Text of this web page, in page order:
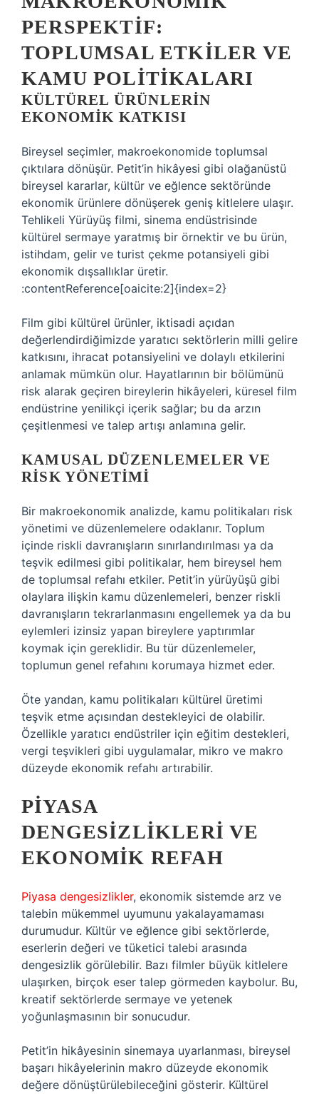
PERSPEKTIF:
TOPLUMSAL ETKILER VE
KAMU POLITIKALARI
KÜLTÜREL ÜRÜNLERIN
EKONOMIK KATKISI
Bireysel seçimler, makroekonomide toplumsal
çıktılara dönüşür. Petit’in hikâyesi gibi olağanüstü
bireysel kararlar, kültür ve eğlence sektöründe
ekonomik ürünlere dönüşerek geniş kitlelere ulaşır.
Tehlikeli Yürüyüş filmi, sinema endüstrisinde
kültürel sermaye yaratmış bir örnektir ve bu ürün,
istihdam, gelir ve turist çekme potansiyeli gibi
ekonomik dışsallıklar üretir.
:contentReference[oaicite:2]{index=2}
Film gibi kültürel ürünler, iktisadi açıdan
değerlendirdiğimizde yaratıcı sektörlerin milli gelire
katkısını, ihracat potansiyelini ve dolaylı etkilerini
anlamak mümkün olur. Hayatlarının bir bölümünü
risk alarak geçiren bireylerin hikâyeleri, küresel film
endüstrine yenilikçi içerik sağlar; bu da arzın
çeşitlenmesi ve talep artışı anlamına gelir.
KAMUSAL DÜZENLEMELER VE
RISK YÖNETIMI
Bir makroekonomik analizde, kamu politikaları risk
yönetimi ve düzenlemelere odaklanır. Toplum
içinde riskli davranışların sınırlandırılması ya da
teşvik edilmesi gibi politikalar, hem bireysel hem
de toplumsal refahı etkiler. Petit’in yürüyüşü gibi
olaylara ilişkin kamu düzenlemeleri, benzer riskli
davranışların tekrarlanmasını engellemek ya da bu
eylemleri izinsiz yapan bireylere yaptırımlar
koymak için gereklidir. Bu tür düzenlemeler,
toplumun genel refahını korumaya hizmet eder.
Öte yandan, kamu politikaları kültürel üretimi
teşvik etme açısından destekleyici de olabilir.
Özellikle yaratıcı endüstriler için eğitim destekleri,
vergi teşvikleri gibi uygulamalar, mikro ve makro
düzeyde ekonomik refahı artırabilir.
PIYASA
DENGESIZLIKLERI VE
EKONOMIK REFAH
Piyasa dengesizlikler, ekonomik sistemde arz ve
talebin mükemmel uyumunu yakalayamaması
durumudur. Kültür ve eğlence gibi sektörlerde,
eserlerin değeri ve tüketici talebi arasında
dengesizlik görülebilir. Bazı filmler büyük kitlelere
ulaşırken, birçok eser talep görmeden kaybolur. Bu,
kreatif sektörlerde sermaye ve yetenek
yoğunlaşmasının bir sonucudur.
Petit’in hikâyesinin sinemaya uyarlanması, bireysel
başarı hikâyelerinin makro düzeyde ekonomik
değere dönüştürülebileceğini gösterir. Kültürel